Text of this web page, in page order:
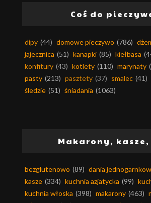
Coś do
dipy (44) domowe pieczywo (786)
jajecznica (51) kanapki (85) kiełbasa
konfitury (43) kotlety (110) marynaty
pasty (213) pasztety (37) smalec (41)
śledzie (51) śniadania (1063)
Makarony, kasze,
bezglutenowo (89) dania
kasze (334) kuchnia azjatycka (99)
kuchnia włoska (398) makarony (463)